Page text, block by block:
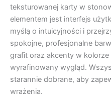
teksturowanej karty w
elementem jest interfejs
myślą o intuicyjności i
spokojne, profesjonalne
grafit oraz akcenty w kolorze
wyrafinowany wygląd.
starannie dobrane, aby
wrażenia.